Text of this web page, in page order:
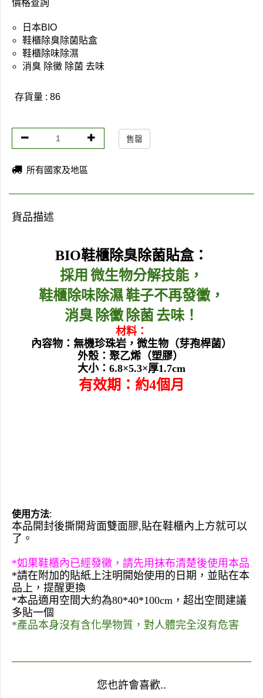
價格查詢
日本BIO
鞋櫃除臭除菌貼盒
鞋櫃除味除濕
消臭 除黴 除菌 去味
存貨量 : 86
售罄
所有國家及地區
貨品描述
BIO鞋櫃除臭除菌貼盒：
採用 微生物分解技能，
鞋櫃除味除濕鞋子不再發黴，
消臭 除黴 除菌 去味！
材料：
內容物：無機珍珠岩，微生物（芽孢桿菌）
外殼：聚乙烯（塑膠）
大小： 6.8×5.3×厚1.7cm
有效期：約4個月
使用方法:
本品開封後撕開背面雙面膠,貼在鞋櫃內上方就可以
了。
*如果鞋櫃內已經發黴，請先用抹布清楚後使用本品
*請在附加的貼紙上注明開始使用的日期，並貼在本
品上，提醒更換
*本品適用空間大約為80*40*100cm ，超出空間建議
多貼一個
*產品本身沒有含化學物質，對人體完全沒有危害
您也許會喜歡..